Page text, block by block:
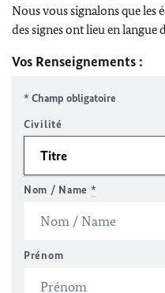
Nous vous signalons que les
des signes ont lieu en langue
Vos Renseignements :
* Champ obligatoire
Civilité
Nom / Name *
Prénom